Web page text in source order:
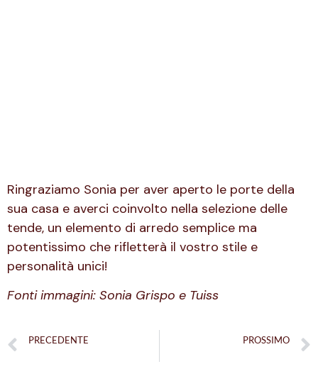
Ringraziamo Sonia per aver aperto le porte della
sua casa e averci coinvolto nella selezione delle
tende, un elemento di arredo semplice ma
potentissimo che rifletterà il vostro stile e
personalità unici!
Fonti immagini: Sonia Grispo e Tuiss
PRECEDENTE PROSSIMO